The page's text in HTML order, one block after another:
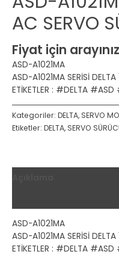
AC SERVO
Fiyat için arayınız
ASD-A1021MA
ASD-A1021MA SERİSİ
ETİKETLER : #DELTA
Kategoriler: DELTA, SERVO
Etiketler: DELTA, SERVO
ASD-A1021MA
ASD-A1021MA SERİSİ
ETİKETLER : #DELTA